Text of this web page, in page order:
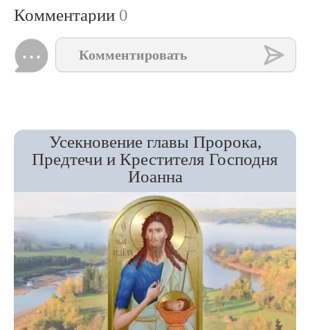
Комментарии 0
Комментировать
Усекновение главы Пророка,
Предтечи и Крестителя Господня
Иоанна